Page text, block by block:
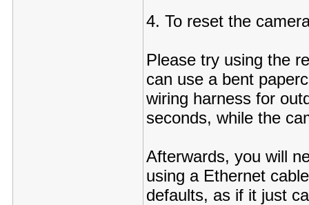
4. To reset the
Please try using the
can use a bent
wiring harness for
seconds, while the
Afterwards, you will
using a Ethernet
defaults, as if it just